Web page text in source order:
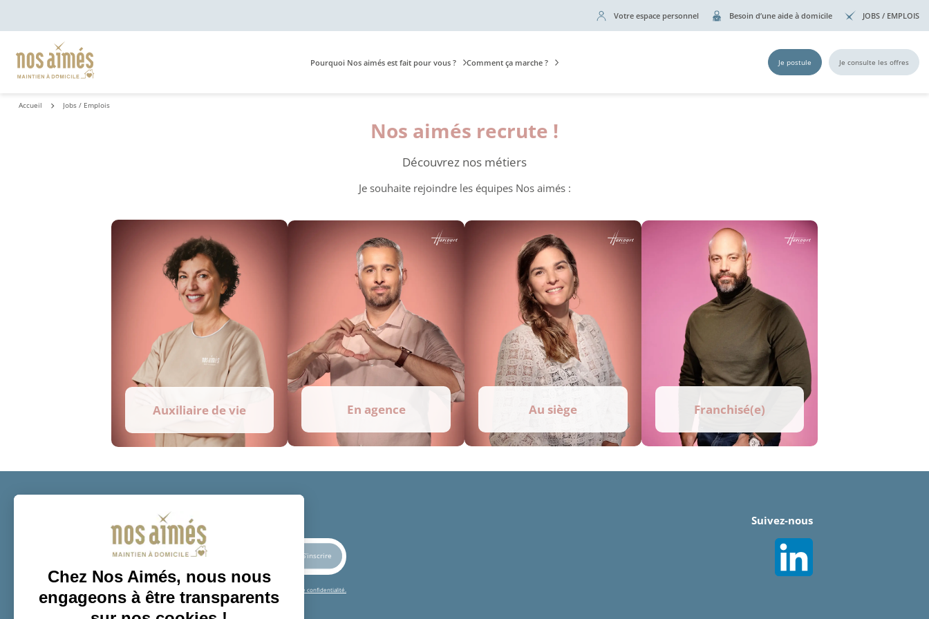
Votre espace personnel Besoin d’une aide à domicile JOBS / EMPLOIS
Pourquoi Nos aimés est fait pour vous ? Comment ça marche ? Je postule Je consulte les offres
Accueil Jobs / Emplois
Nos aimés recrute !
Découvrez nos métiers
Je souhaite rejoindre les équipes Nos aimés :
Auxiliaire de vie En agence Au siège Franchisé(e)
Restons connectés
En soumettant ce formulaire, je reconnais avoir lu et accepté la charte de confidentialité.
Suivez-nous